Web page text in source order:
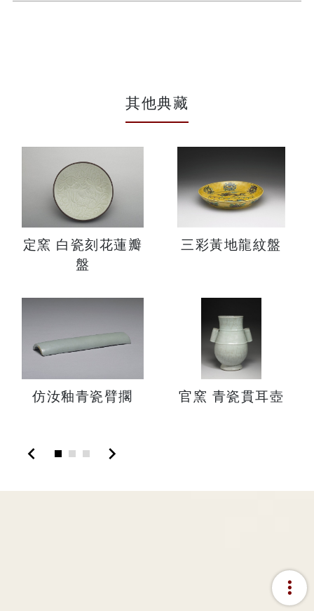
其他典藏
定窯 白瓷刻花蓮瓣
盤
三彩黃地龍紋盤
仿汝釉青瓷臂擱 官窯 青瓷貫耳壺
chevron_left chevron_right
more_vert